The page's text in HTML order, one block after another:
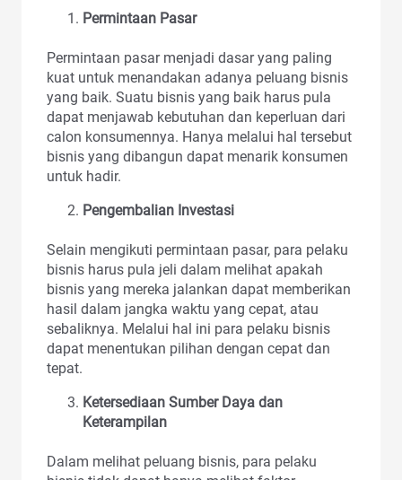
Permintaan Pasar
Permintaan pasar menjadi dasar yang paling
kuat untuk menandakan adanya peluang bisnis
yang baik. Suatu bisnis yang baik harus pula
dapat menjawab kebutuhan dan keperluan dari
calon konsumennya. Hanya melalui hal tersebut
bisnis yang dibangun dapat menarik konsumen
untuk hadir.
Pengembalian Investasi
Selain mengikuti permintaan pasar, para pelaku
bisnis harus pula jeli dalam melihat apakah
bisnis yang mereka jalankan dapat memberikan
hasil dalam jangka waktu yang cepat, atau
sebaliknya. Melalui hal ini para pelaku bisnis
dapat menentukan pilihan dengan cepat dan
tepat.
Ketersediaan Sumber Daya dan
Keterampilan
Dalam melihat peluang bisnis, para pelaku